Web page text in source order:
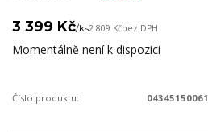
3 399 Kč/ks2 809 Kčbez DPH
Momentálně není k dispozici
Číslo produktu: